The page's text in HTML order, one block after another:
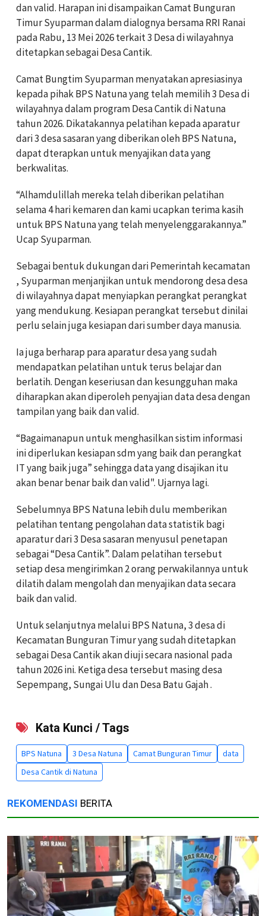
dan valid. Harapan ini disampaikan Camat Bunguran
Timur Syuparman dalam dialognya bersama RRI Ranai
pada Rabu, 13 Mei 2026 terkait 3 Desa di wilayahnya
ditetapkan sebagai Desa Cantik.
Camat Bungtim Syuparman menyatakan apresiasinya
kepada pihak BPS Natuna yang telah memilih 3 Desa di
wilayahnya dalam program Desa Cantik di Natuna
tahun 2026. Dikatakannya pelatihan kepada aparatur
dari 3 desa sasaran yang diberikan oleh BPS Natuna,
dapat dterapkan untuk menyajikan data yang
berkwalitas.
“Alhamdulillah mereka telah diberikan pelatihan
selama 4 hari kemaren dan kami ucapkan terima kasih
untuk BPS Natuna yang telah menyelenggarakannya.”
Ucap Syuparman.
Sebagai bentuk dukungan dari Pemerintah kecamatan
, Syuparman menjanjikan untuk mendorong desa desa
di wilayahnya dapat menyiapkan perangkat perangkat
yang mendukung. Kesiapan perangkat tersebut dinilai
perlu selain juga kesiapan dari sumber daya manusia.
Ia juga berharap para aparatur desa yang sudah
mendapatkan pelatihan untuk terus belajar dan
berlatih. Dengan keseriusan dan kesungguhan maka
diharapkan akan diperoleh penyajian data desa dengan
tampilan yang baik dan valid.
“Bagaimanapun untuk menghasilkan sistim informasi
ini diperlukan kesiapan sdm yang baik dan perangkat
IT yang baik juga” sehingga data yang disajikan itu
akan benar benar baik dan valid". Ujarnya lagi.
Sebelumnya BPS Natuna lebih dulu memberikan
pelatihan tentang pengolahan data statistik bagi
aparatur dari 3 Desa sasaran menyusul penetapan
sebagai “Desa Cantik”. Dalam pelatihan tersebut
setiap desa mengirimkan 2 orang perwakilannya untuk
dilatih dalam mengolah dan menyajikan data secara
baik dan valid.
Untuk selanjutnya melalui BPS Natuna, 3 desa di
Kecamatan Bunguran Timur yang sudah ditetapkan
sebagai Desa Cantik akan diuji secara nasional pada
tahun 2026 ini. Ketiga desa tersebut masing desa
Sepempang, Sungai Ulu dan Desa Batu Gajah .
Kata Kunci / Tags
BPS Natuna 3 Desa Natuna Camat Bunguran Timur
data
Desa Cantik di Natuna
REKOMENDASI BERITA